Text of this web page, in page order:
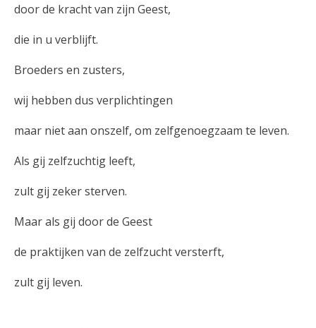
door de kracht van zijn Geest,
die in u verblijft.
Broeders en zusters,
wij hebben dus verplichtingen
maar niet aan onszelf, om zelfgenoegzaam te leven.
Als gij zelfzuchtig leeft,
zult gij zeker sterven.
Maar als gij door de Geest
de praktijken van de zelfzucht versterft,
zult gij leven.